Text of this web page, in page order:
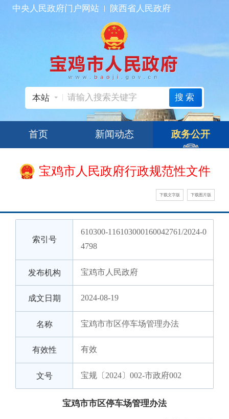
中央人民政府门户网站 陕西省人民政府
本站 搜索
首页 新闻动态 政务公开
宝鸡市人民政府行政规范性文件
下载文字版 下载图片版
索引号
610300-116103000160042761/2024-0
4798
发布机构 宝鸡市人民政府
成文日期 2024-08-19
名称 宝鸡市市区停车场管理办法
有效性 有效
文号 宝规〔2024〕002-市政府002
宝鸡市市区停车场管理办法